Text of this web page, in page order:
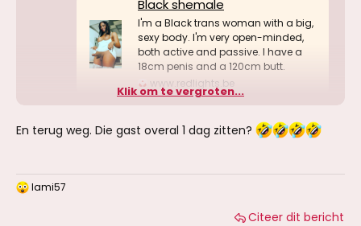
Black shemale
I'm a Black trans woman with a big,
sexy body. I'm very open-minded,
both active and passive. I have a
18cm penis and a 120cm butt.
www.redlights.be
Klik om te vergroten...
En terug weg. Die gast overal 1 dag zitten?
W lami57
Citeer dit bericht